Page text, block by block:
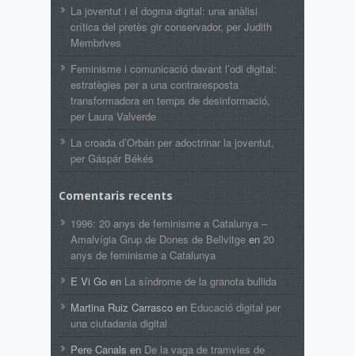
La joventut i el dogma digital: una anàlisi
crítica del pretès gir conservador, per Judith
Membrives
Feminisme i comunicació davant l’odi digital:
estratègies per a una contraresposta
transformadora en temps de desinformació,
per Laura Valverde
La croada d’Orbán per adoctrinar la joventut,
per Gáspár Békés
Comentaris recents
1996: 20 anys de feminisme a Catalunya –
Amalvígia Grup de Dones de Bellvitge en 20
anys de feminisme a Catalunya
E Vi Go en La síndrome de la granota bullida
Martina Ruiz Carrasco en Educació digital per
una ciutadania digital
Pere Canals en De la vaga de tramvies de